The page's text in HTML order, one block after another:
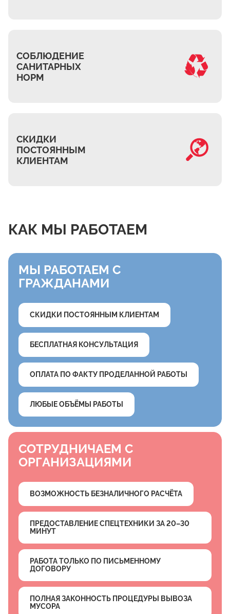
СОБЛЮДЕНИЕ
САНИТАРНЫХ
НОРМ
СКИДКИ
ПОСТОЯННЫМ
КЛИЕНТАМ
КАК МЫ РАБОТАЕМ
МЫ РАБОТАЕМ С
ГРАЖДАНАМИ
СКИДКИ ПОСТОЯННЫМ КЛИЕНТАМ
БЕСПЛАТНАЯ КОНСУЛЬТАЦИЯ
ОПЛАТА ПО ФАКТУ ПРОДЕЛАННОЙ РАБОТЫ
ЛЮБЫЕ ОБЪЁМЫ РАБОТЫ
СОТРУДНИЧАЕМ С
ОРГАНИЗАЦИЯМИ
ВОЗМОЖНОСТЬ БЕЗНАЛИЧНОГО РАСЧЁТА
ПРЕДОСТАВЛЕНИЕ СПЕЦТЕХНИКИ ЗА 20–30
МИНУТ
РАБОТА ТОЛЬКО ПО ПИСЬМЕННОМУ
ДОГОВОРУ
ПОЛНАЯ ЗАКОННОСТЬ ПРОЦЕДУРЫ ВЫВОЗА
МУСОРА